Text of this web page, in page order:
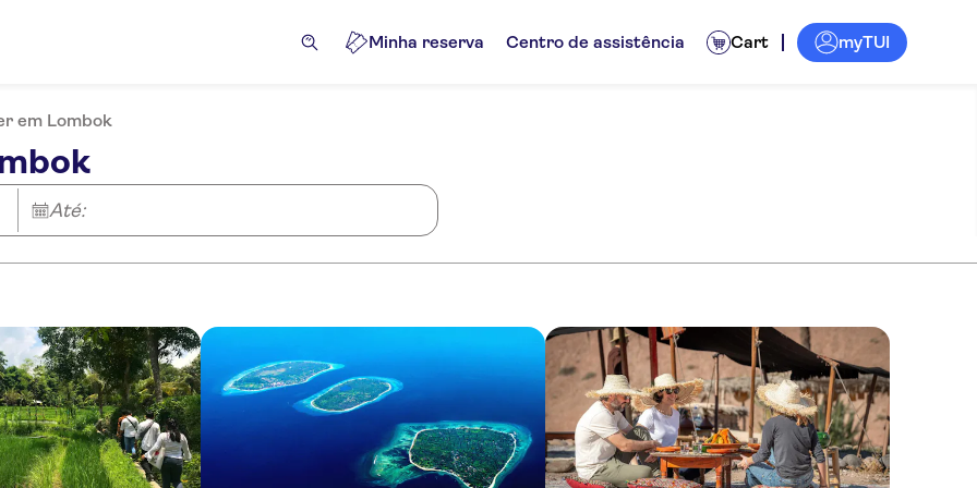
Minha reserva Centro de assistência Cart myTUI
em Lombok
Até: